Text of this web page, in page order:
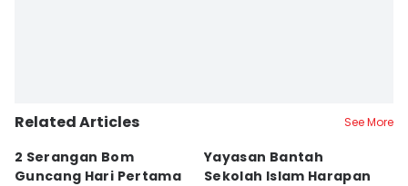
Related Articles See More
2 Serangan Bom
Guncang Hari Pertama
Yayasan Bantah
Sekolah Islam Harapan